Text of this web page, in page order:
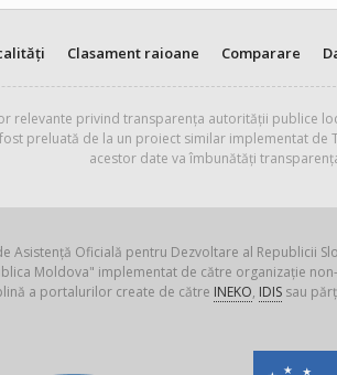
Clasament raioane Comparare
relevante privind transparența autorității publice
preluată de la un proiect similar implementat
acestor date va îmbunătăți
Oficială pentru Dezvoltare al Republicii
Moldova" implementat de către organizație
a portalurilor create de către INEKO, IDISsau